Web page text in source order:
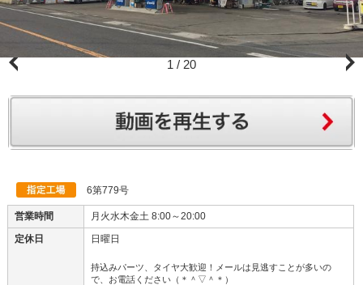
ガソリンスタンド兼整備工場です。ガソリンスタンド裏に整備工場...
1 / 20
6第779号
営業時間
月火水木金土 8:00～20:00
定休日
日曜日
持込みパーツ、タイヤ大歓迎！メールは見逃すことが多いの
で、お電話ください（＊＾▽＾＊）